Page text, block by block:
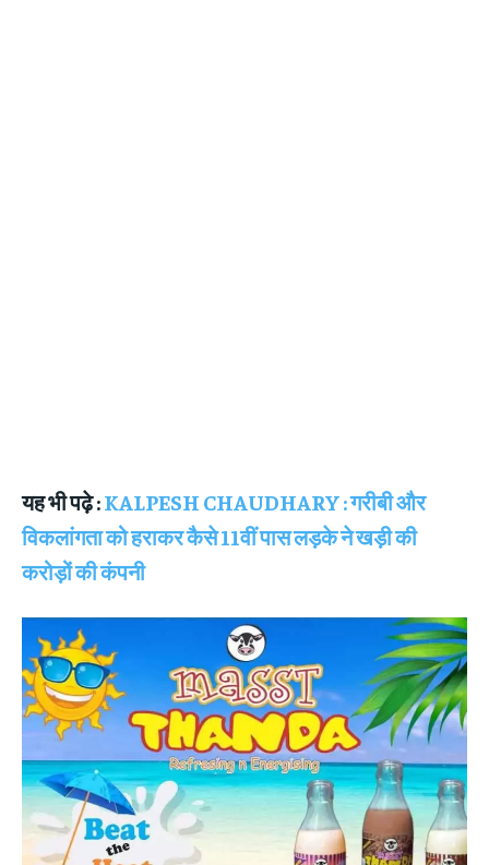
यह भी पढ़े :KALPESH CHAUDHARY : गरीबी और
विकलांगता को हराकर कैसे 11वीं पास लड़के ने खड़ी की
करोड़ों की कंपनी